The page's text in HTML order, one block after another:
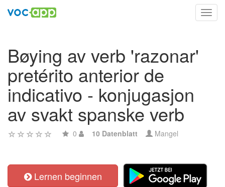
Bøying av verb 'razonar'
pretérito anterior de
indicativo - konjugasjon
av svakt spanske verb
0 10 Datenblatt Mangel
Lernen beginnen